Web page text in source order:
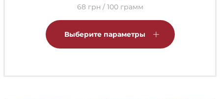
68 грн / 100 грамм
Выберите параметры
товар